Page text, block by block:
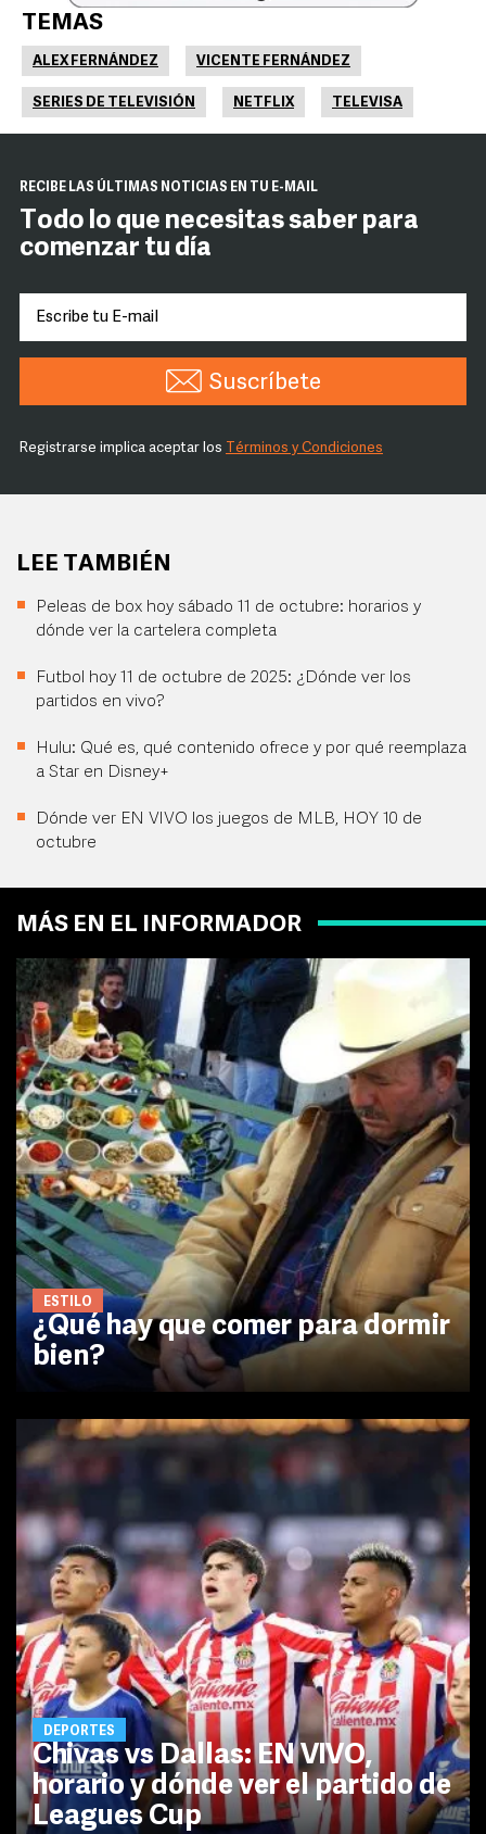
TEMAS
ALEX FERNÁNDEZ VICENTE FERNÁNDEZ
SERIES DE TELEVISIÓN NETFLIX TELEVISA
RECIBE LAS ÚLTIMAS NOTICIAS EN TU E-MAIL
Todo lo que necesitas saber para
comenzar tu día
Suscríbete
Registrarse implica aceptar los Términos y Condiciones
LEE TAMBIÉN
Peleas de box hoy sábado 11 de octubre: horarios y
dónde ver la cartelera completa
Futbol hoy 11 de octubre de 2025: ¿Dónde ver los
partidos en vivo?
Hulu: Qué es, qué contenido ofrece y por qué reemplaza
a Star en Disney+
Dónde ver EN VIVO los juegos de MLB, HOY 10 de
octubre
MÁS EN EL INFORMADOR
ESTILO
¿Qué hay que comer para dormir
bien?
DEPORTES
Chivas vs Dallas: EN VIVO,
horario y dónde ver el partido de
Leagues Cup